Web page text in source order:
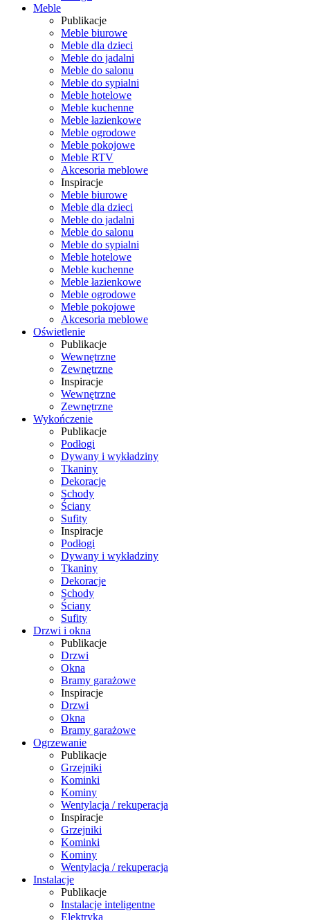
Meble
Publikacje
Meble biurowe
Meble dla dzieci
Meble do jadalni
Meble do salonu
Meble do sypialni
Meble hotelowe
Meble kuchenne
Meble łazienkowe
Meble ogrodowe
Meble pokojowe
Meble RTV
Akcesoria meblowe
Inspiracje
Meble biurowe
Meble dla dzieci
Meble do jadalni
Meble do salonu
Meble do sypialni
Meble hotelowe
Meble kuchenne
Meble łazienkowe
Meble ogrodowe
Meble pokojowe
Akcesoria meblowe
Oświetlenie
Publikacje
Wewnętrzne
Zewnętrzne
Inspiracje
Wewnętrzne
Zewnętrzne
Wykończenie
Publikacje
Podłogi
Dywany i wykładziny
Tkaniny
Dekoracje
Schody
Ściany
Sufity
Inspiracje
Podłogi
Dywany i wykładziny
Tkaniny
Dekoracje
Schody
Ściany
Sufity
Drzwi i okna
Publikacje
Drzwi
Okna
Bramy garażowe
Inspiracje
Drzwi
Okna
Bramy garażowe
Ogrzewanie
Publikacje
Grzejniki
Kominki
Kominy
Wentylacja / rekuperacja
Inspiracje
Grzejniki
Kominki
Kominy
Wentylacja / rekuperacja
Instalacje
Publikacje
Instalacje inteligentne
Elektryka